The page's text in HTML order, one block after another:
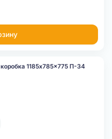
1185x785x775 П-34